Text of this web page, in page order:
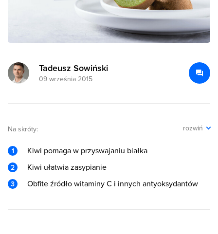
Tadeusz Sowiński
09 września 2015
Na skróty: rozwiń
Kiwi pomaga w przyswajaniu białka
Kiwi ułatwia zasypianie
Obfite źródło witaminy C i innych antyoksydantów